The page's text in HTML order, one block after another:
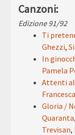
Canzoni:
Edizione 91/92
Ti
Ghezzi,
In
Pamela
Attenti
Gloria /
Quaranta
Trevisan,